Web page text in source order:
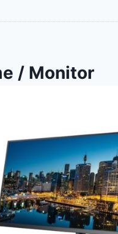
/ Monitor